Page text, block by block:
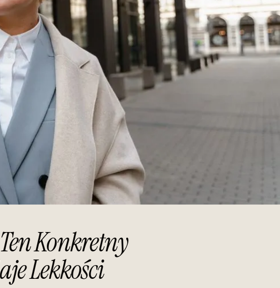
Konkretny
Lekkości